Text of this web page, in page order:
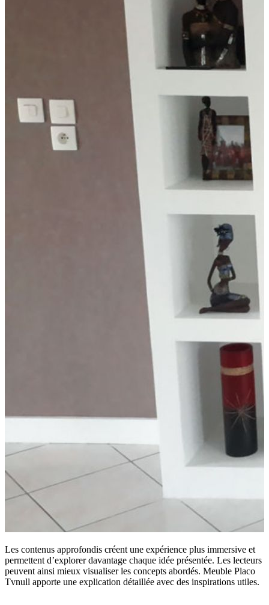
Les contenus approfondis créent une expérience plus immersive et
permettent d’explorer davantage chaque idée présentée. Les lecteurs
peuvent ainsi mieux visualiser les concepts abordés. Meuble Placo
Tvnull apporte une explication détaillée avec des inspirations utiles.